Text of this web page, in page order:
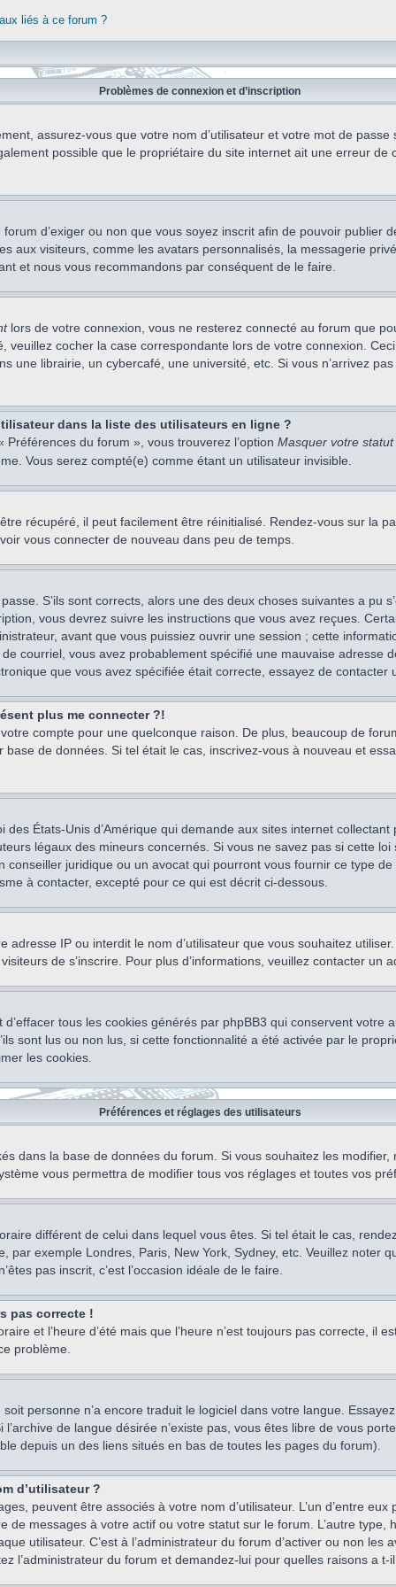
liés à ce forum ?
Problèmes de connexion et d’inscription
assurez-vous que votre nom d’utilisateur et votre mot de
possible que le propriétaire du site internet ait une erreur de
d’exiger ou non que vous soyez inscrit afin de pouvoir publier
aux visiteurs, comme les avatars personnalisés, la messagerie
et nous vous recommandons par conséquent de le faire.
lors de votre connexion, vous ne resterez connecté au forum que
veuillez cocher la case correspondante lors de votre connexion.
une librairie, un cybercafé, une université, etc. Si vous n’arrivez
dans la liste des utilisateurs en ligne ?
du forum », vous trouverez l’option Masquer votre
Vous serez compté(e) comme étant un utilisateur invisible.
récupéré, il peut facilement être réinitialisé. Rendez-vous sur la
vous connecter de nouveau dans peu de temps.
S’ils sont corrects, alors une des deux choses suivantes a pu
vous devrez suivre les instructions que vous avez reçues.
avant que vous puissiez ouvrir une session ; cette
courriel, vous avez probablement spécifié une mauvaise adresse
que vous avez spécifiée était correcte, essayez de contacter
plus me connecter ?!
compte pour une quelconque raison. De plus, beaucoup de
de données. Si tel était le cas, inscrivez-vous à nouveau et
des États-Unis d’Amérique qui demande aux sites internet
légaux des mineurs concernés. Si vous ne savez pas si cette
juridique ou un avocat qui pourront vous fournir ce type
à contacter, excepté pour ce qui est décrit ci-dessous.
IP ou interdit le nom d’utilisateur que vous souhaitez
de s’inscrire. Pour plus d’informations, veuillez contacter un
tous les cookies générés par phpBB3 qui conservent
sont lus ou non lus, si cette fonctionnalité a été activée par le
les cookies.
Préférences et réglages des utilisateurs
dans la base de données du forum. Si vous souhaitez les
vous permettra de modifier tous vos réglages et toutes vos
différent de celui dans lequel vous êtes. Si tel était le cas,
exemple Londres, Paris, New York, Sydney, etc. Veuillez noter
pas inscrit, c’est l’occasion idéale de le faire.
pas correcte !
et l’heure d’été mais que l’heure n’est toujours pas correcte, il
problème.
personne n’a encore traduit le logiciel dans votre langue.
l’archive de langue désirée n’existe pas, vous êtes libre de vous
depuis un des liens situés en bas de toutes les pages du forum).
d’utilisateur ?
peuvent être associés à votre nom d’utilisateur. L’un d’entre
de messages à votre actif ou votre statut sur le forum. L’autre
utilisateur. C’est à l’administrateur du forum d’activer ou non
l’administrateur du forum et demandez-lui pour quelles raisons a